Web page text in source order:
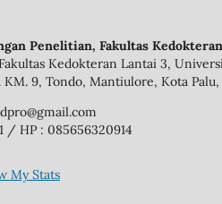
Penelitian, Fakultas
Kedokteran Lantai 3,
KM. 9, Tondo, Mantiulore, Kota
/ HP : 085656320914
My Stats